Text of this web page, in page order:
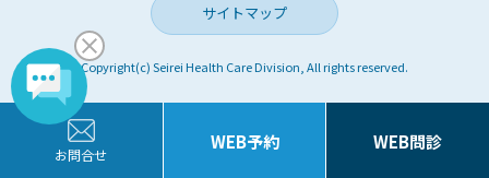
お問合せ
WEB予約 WEB問診
サイトマップ
Copyright(c) Seirei Health Care Division, All rights reserved.